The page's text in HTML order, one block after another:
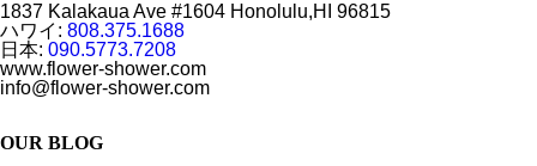
1837 Kalakaua Ave #1604 Honolulu,HI 96815
ハワイ: 808.375.1688
日本: 090.5773.7208
www.flower-shower.com
info@flower-shower.com
OUR BLOG